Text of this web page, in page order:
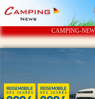
CAMPING-